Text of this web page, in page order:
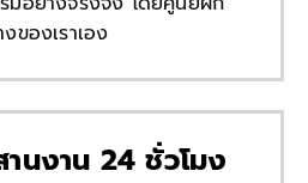
ของเราเอง
นงาน 24 ชั่วโมง